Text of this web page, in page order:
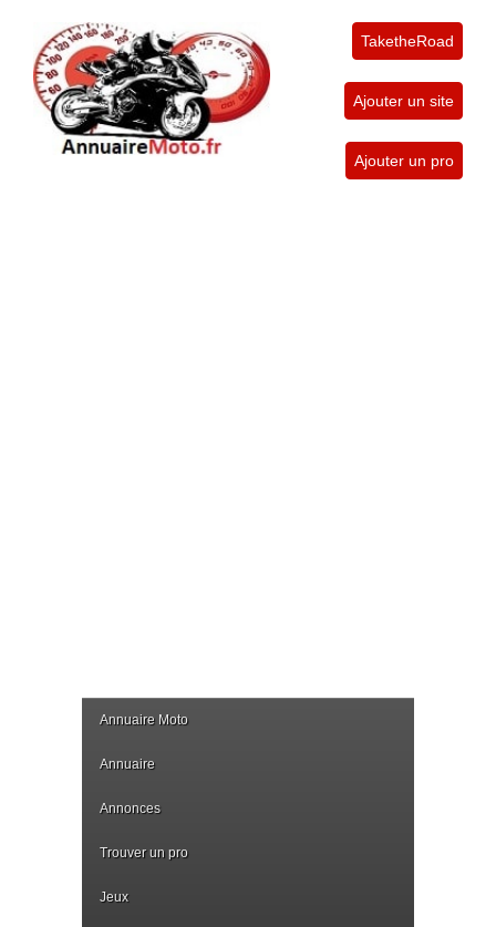
TaketheRoad
Ajouter un site
Ajouter un pro
Annuaire Moto
Annuaire
Annonces
Trouver un pro
Jeux